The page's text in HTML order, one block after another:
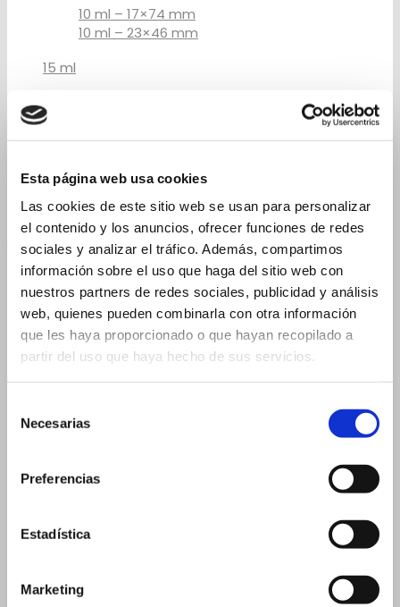
Esta página web usa cookies
Las cookies de este sitio web se usan para personalizar
el contenido y los anuncios, ofrecer funciones de redes
sociales y analizar el tráfico. Además, compartimos
información sobre el uso que haga del sitio web con
nuestros partners de redes sociales, publicidad y análisis
web, quienes pueden combinarla con otra información
que les haya proporcionado o que hayan recopilado a
partir del uso que haya hecho de sus servicios.
Necesarias
Preferencias
Estadística
Marketing
10 ml – 17×74 mm
10 ml – 23×46 mm
15 ml
20 ml 26×60 mm
Flacons pour Compte-gouttes
2 ml
3 ml
3 ml – 16×37 mm
3 ml – 18×33 mm
5 ml
5 ml – 18×40 mm
10 ml
50 ml